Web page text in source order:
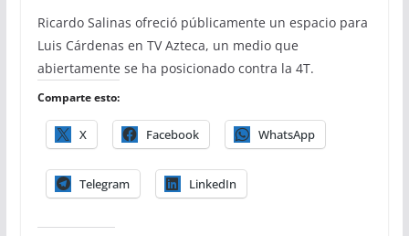
Ricardo Salinas ofreció públicamente un espacio para
Luis Cárdenas en TV Azteca, un medio que
abiertamente se ha posicionado contra la 4T.
Comparte esto:
X Facebook WhatsApp
Telegram LinkedIn